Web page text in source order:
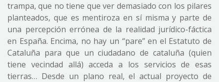
trampa, que no tiene que ver demasiado con los pilares
planteados, que es mentiroza en sí misma y parte de
una percepción errónea de la realidad jurídico-fáctica
en España. Encima, no hay un “pare” en el Estatuto de
Cataluña para que un ciudadano de cataluña (quien
tiene vecindad allá) acceda a los servicios de esas
tierras… Desde un plano real, el actual proyecto de